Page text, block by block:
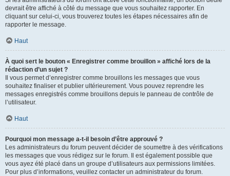
devrait être affiché à côté du message que vous souhaitez rapporter. En
cliquant sur celui-ci, vous trouverez toutes les étapes nécessaires afin de
rapporter le message.
Haut
À quoi sert le bouton « Enregistrer comme brouillon » affiché lors de la
rédaction d’un sujet ?
Il vous permet d’enregistrer comme brouillons les messages que vous
souhaitez finaliser et publier ultérieurement. Vous pouvez reprendre les
messages enregistrés comme brouillons depuis le panneau de contrôle de
l’utilisateur.
Haut
Pourquoi mon message a-t-il besoin d’être approuvé ?
Les administrateurs du forum peuvent décider de soumettre à des vérifications
les messages que vous rédigez sur le forum. Il est également possible que
vous ayez été placé dans un groupe d’utilisateurs aux permissions limitées.
Pour plus d’informations, veuillez contacter un administrateur du forum.